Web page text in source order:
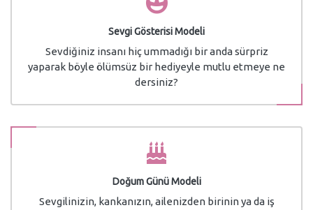
Sevgi Gösterisi Modeli
Sevdiğiniz insanı hiç ummadığı bir anda sürpriz
yaparak böyle ölümsüz bir hediyeyle mutlu etmeye ne
dersiniz?
Doğum Günü Modeli
Sevgilinizin, kankanızın, ailenizden birinin ya da iş